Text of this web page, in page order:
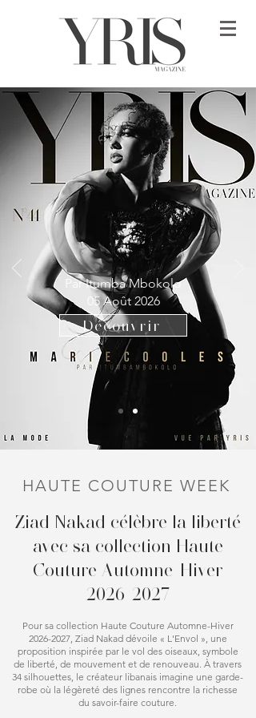
Par Itumba Mbokolo
05 Août 2026
Découvrir
HAUTE COUTURE WEEK
Ziad Nakad célèbre la liberté
avec sa collection Haute
Couture Automne-Hiver
2026-2027
Pour sa collection Haute Couture Automne-Hiver
2026-2027, Ziad Nakad dévoile « L'Envol », une
proposition inspirée par le vol des oiseaux, symbole
de liberté, de mouvement et de renouveau. À travers
34 silhouettes, le créateur libanais imagine une garde-
robe où la légèreté des lignes rencontre la richesse
du savoir-faire couture.